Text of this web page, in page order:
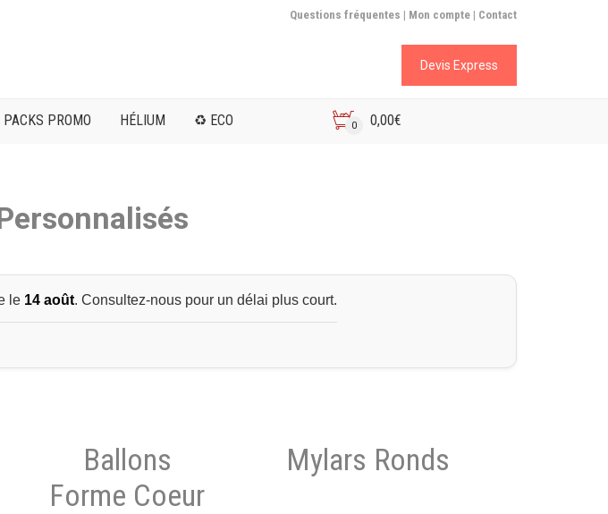
Questions fréquentes | Mon compte | Contact
Devis Express
PACKS PROMO HÉLIUM ♻️ ECO 0 0,00€
le 14 août. Consultez-nous pour un délai plus court.
Ballons
Forme Coeur
Mylars Ronds